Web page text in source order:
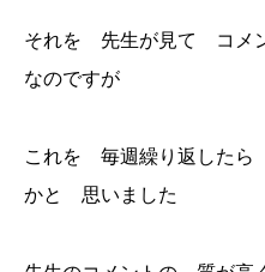
それを 先生が見て コメ
なのですが
これを 毎週繰り返した
かと 思いました